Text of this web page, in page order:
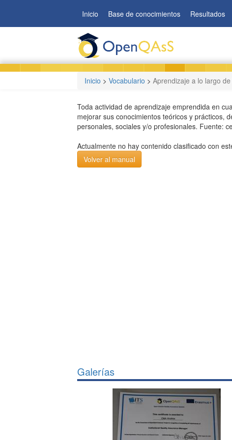
contenido
Inicio Base de conocimientos Resultados
Inicio > Vocabulario > Aprendizaje a lo largo
Toda actividad de aprendizaje emprendida en
mejorar sus conocimientos teóricos y prácticos,
personales, sociales y/o profesionales. Fuente:
Actualmente no hay contenido clasificado con
Volver al manual
Galerías